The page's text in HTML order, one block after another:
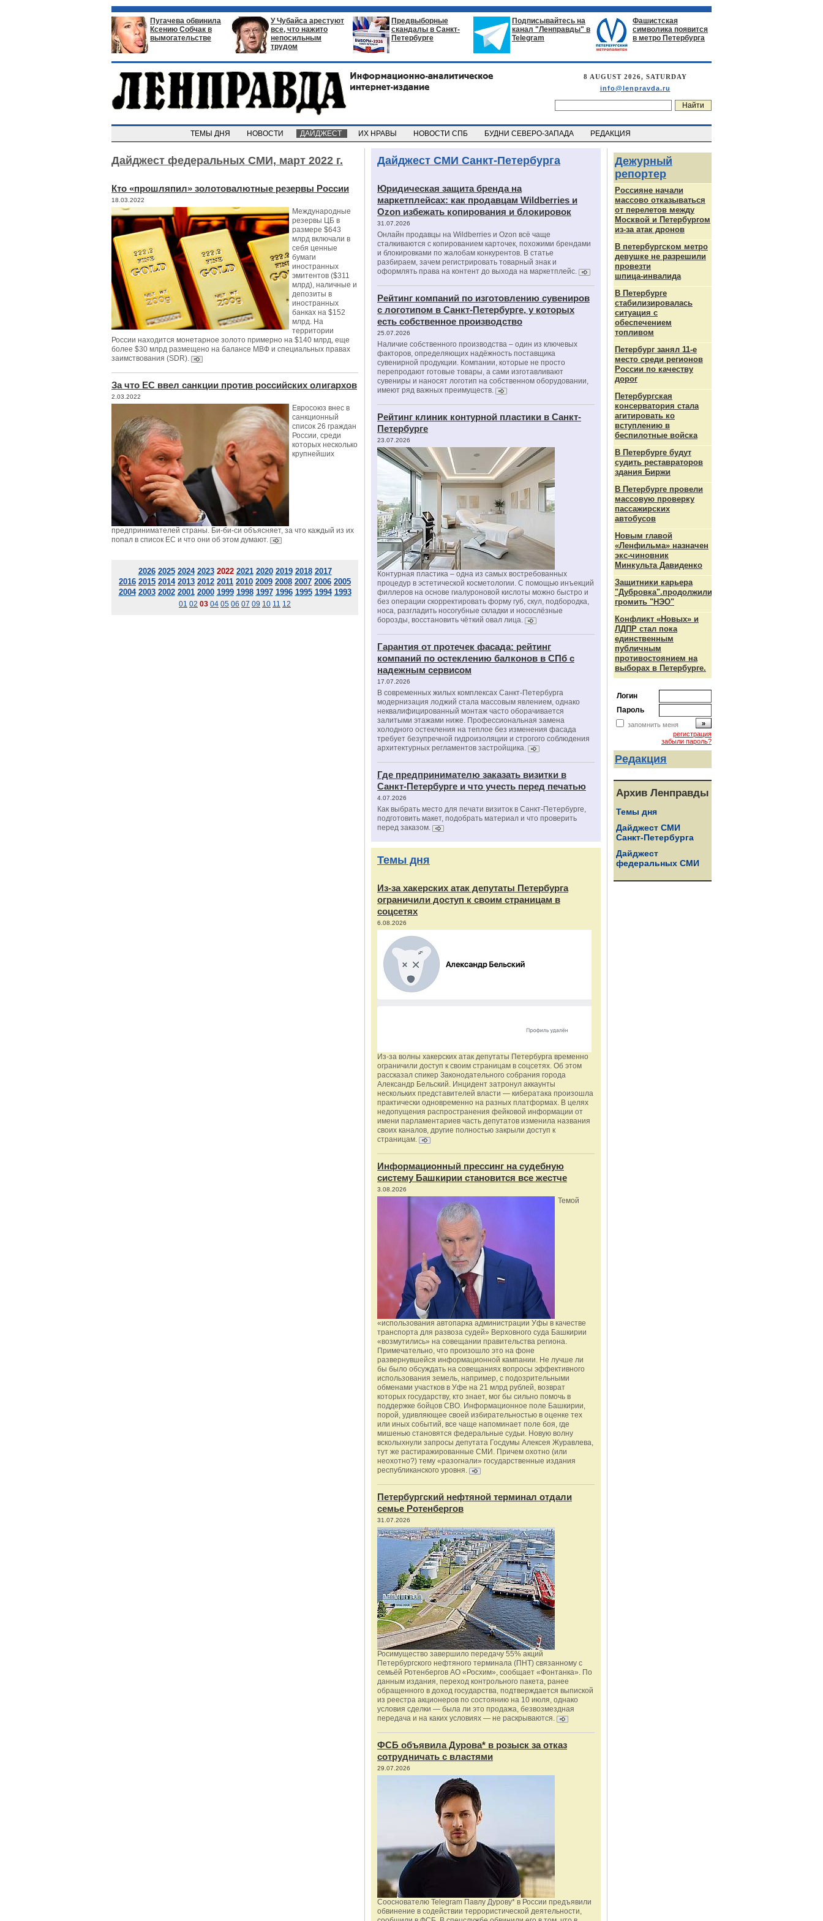
Пугачева обвинила
Ксению Собчак в
вымогательстве
У Чубайса арестуют
все, что нажито
непосильным
трудом
Предвыборные
скандалы в Санкт-
Петербурге
Подписывайтесь на
канал "Ленправды" в
Telegram
Фашистская
символика появится
в метро Петербурга
8 AUGUST 2026, SATURDAY
info@lenpravda.ru
ТЕМЫ ДНЯ НОВОСТИ ДАЙДЖЕСТ ИХ НРАВЫ НОВОСТИ СПБ БУДНИ СЕВЕРО-ЗАПАДА РЕДАКЦИЯ
Дайджест федеральных СМИ, март 2022 г.
Кто «прошляпил» золотовалютные резервы России
18.03.2022
Международные
резервы ЦБ в
размере $643
млрд включали в
себя ценные
бумаги
иностранных
эмитентов ($311
млрд), наличные и
депозиты в
иностранных
банках на $152
млрд. На
территории
России находится монетарное золото примерно на $140 млрд, еще
более $30 млрд размещено на балансе МВФ и специальных правах
заимствования (SDR).
За что ЕС ввел санкции против российских олигархов
2.03.2022
Евросоюз внес в
санкционный
список 26 граждан
России, среди
которых несколько
крупнейших
предпринимателей страны. Би-би-си объясняет, за что каждый из их
попал в список ЕС и что они об этом думают.
2026 2025 2024 2023 2022 2021 2020 2019 2018 2017
2016 2015 2014 2013 2012 2011 2010 2009 2008 2007 2006 2005
2004 2003 2002 2001 2000 1999 1998 1997 1996 1995 1994 1993
01 02 03 04 05 06 07 09 10 11 12
Дайджест СМИ Санкт-Петербурга
Юридическая защита бренда на
маркетплейсах: как продавцам Wildberries и
Ozon избежать копирования и блокировок
31.07.2026
Онлайн продавцы на Wildberries и Ozon всё чаще
сталкиваются с копированием карточек, похожими брендами
и блокировками по жалобам конкурентов. В статье
разбираем, зачем регистрировать товарный знак и
оформлять права на контент до выхода на маркетплейс.
Рейтинг компаний по изготовлению сувениров
с логотипом в Санкт-Петербурге, у которых
есть собственное производство
25.07.2026
Наличие собственного производства – один из ключевых
факторов, определяющих надёжность поставщика
сувенирной продукции. Компании, которые не просто
перепродают готовые товары, а сами изготавливают
сувениры и наносят логотип на собственном оборудовании,
имеют ряд важных преимуществ.
Рейтинг клиник контурной пластики в Санкт-
Петербурге
23.07.2026
Контурная пластика – одна из самых востребованных
процедур в эстетической косметологии. С помощью инъекций
филлеров на основе гиалуроновой кислоты можно быстро и
без операции скорректировать форму губ, скул, подбородка,
носа, разгладить носогубные складки и носослёзные
борозды, восстановить чёткий овал лица.
Гарантия от протечек фасада: рейтинг
компаний по остеклению балконов в СПб с
надежным сервисом
17.07.2026
В современных жилых комплексах Санкт-Петербурга
модернизация лоджий стала массовым явлением, однако
неквалифицированный монтаж часто оборачивается
залитыми этажами ниже. Профессиональная замена
холодного остекления на теплое без изменения фасада
требует безупречной гидроизоляции и строгого соблюдения
архитектурных регламентов застройщика.
Где предпринимателю заказать визитки в
Санкт-Петербурге и что учесть перед печатью
4.07.2026
Как выбрать место для печати визиток в Санкт-Петербурге,
подготовить макет, подобрать материал и что проверить
перед заказом.
Темы дня
Из‑за хакерских атак депутаты Петербурга
ограничили доступ к своим страницам в
соцсетях
6.08.2026
Из‑за волны хакерских атак депутаты Петербурга временно
ограничили доступ к своим страницам в соцсетях. Об этом
рассказал спикер Законодательного собрания города
Александр Бельский. Инцидент затронул аккаунты
нескольких представителей власти — кибератака произошла
практически одновременно на разных платформах. В целях
недопущения распространения фейковой информации от
имени парламентариев часть депутатов изменила названия
своих каналов, другие полностью закрыли доступ к
страницам.
Информационный прессинг на судебную
систему Башкирии становится все жестче
3.08.2026
Темой
«использования автопарка администрации Уфы в качестве
транспорта для развоза судей» Верховного суда Башкирии
«возмутились» на совещании правительства региона.
Примечательно, что произошло это на фоне
развернувшейся информационной кампании. Не лучше ли
бы было обсуждать на совещаниях вопросы эффективного
использования земель, например, с подозрительными
обменами участков в Уфе на 21 млрд рублей, возврат
которых государству, кто знает, мог бы сильно помочь в
поддержке бойцов СВО. Информационное поле Башкирии,
порой, удивляющее своей избирательностью в оценке тех
или иных событий, все чаще напоминает поле боя, где
мишенью становятся федеральные судьи. Новую волну
всколыхнули запросы депутата Госдумы Алексея Журавлева,
тут же растиражированные СМИ. Причем охотно (или
неохотно?) тему «разогнали» государственные издания
республиканского уровня.
Петербургский нефтяной терминал отдали
семье Ротенбергов
31.07.2026
Росимущество завершило передачу 55% акций
Петербургского нефтяного терминала (ПНТ) связанному с
семьёй Ротенбергов АО «Росхим», сообщает «Фонтанка». По
данным издания, переход контрольного пакета, ранее
обращенного в доход государства, подтверждается выпиской
из реестра акционеров по состоянию на 10 июля, однако
условия сделки — была ли это продажа, безвозмездная
передача и на каких условиях — не раскрываются.
ФСБ объявила Дурова* в розыск за отказ
сотрудничать с властями
29.07.2026
Сооснователю Telegram Павлу Дурову* в России предъявили
обвинение в содействии террористической деятельности,
Дежурный
репортер
Россияне начали
массово отказываться
от перелетов между
Москвой и Петербургом
из-за атак дронов
В петербургском метро
девушке не разрешили
провезти
шпица‑инвалида
В Петербурге
стабилизировалась
ситуация с
обеспечением
топливом
Петербург занял 11-е
место среди регионов
России по качеству
дорог
Петербургская
консерватория стала
агитировать ко
вступлению в
беспилотные войска
В Петербурге будут
судить реставраторов
здания Биржи
В Петербурге провели
массовую проверку
пассажирских
автобусов
Новым главой
«Ленфильма» назначен
экс-чиновник
Минкульта Давиденко
Защитники карьера
"Дубровка".продолжили
громить "НЭО"
Конфликт «Новых» и
ЛДПР стал пока
единственным
публичным
противостоянием на
выборах в Петербурге.
Логин
Пароль
запомнить меня
регистрация
забыли пароль?
Редакция
Архив Ленправды
Темы дня
Дайджест СМИ
Санкт-Петербурга
Дайджест
федеральных СМИ